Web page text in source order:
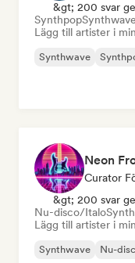
&gt; 200 svar
SynthpopSynthwave
Lägg till artister i
Synthwave
Curator
&gt; 200 svar
Nu-disco/Italo
Lägg till artister i
Synthwave Nu-